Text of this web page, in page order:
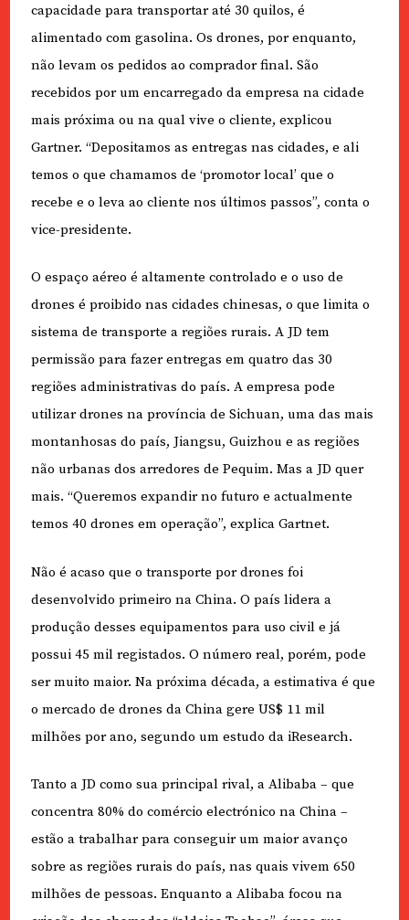
capacidade para transportar até 30 quilos, é
alimentado com gasolina. Os drones, por enquanto,
não levam os pedidos ao comprador final. São
recebidos por um encarregado da empresa na cidade
mais próxima ou na qual vive o cliente, explicou
Gartner. “Depositamos as entregas nas cidades, e ali
temos o que chamamos de ‘promotor local’ que o
recebe e o leva ao cliente nos últimos passos”, conta o
vice-presidente.
O espaço aéreo é altamente controlado e o uso de
drones é proibido nas cidades chinesas, o que limita o
sistema de transporte a regiões rurais. A JD tem
permissão para fazer entregas em quatro das 30
regiões administrativas do país. A empresa pode
utilizar drones na província de Sichuan, uma das mais
montanhosas do país, Jiangsu, Guizhou e as regiões
não urbanas dos arredores de Pequim. Mas a JD quer
mais. “Queremos expandir no futuro e actualmente
temos 40 drones em operação”, explica Gartnet.
Não é acaso que o transporte por drones foi
desenvolvido primeiro na China. O país lidera a
produção desses equipamentos para uso civil e já
possui 45 mil registados. O número real, porém, pode
ser muito maior. Na próxima década, a estimativa é que
o mercado de drones da China gere US$ 11 mil
milhões por ano, segundo um estudo da iResearch.
Tanto a JD como sua principal rival, a Alibaba – que
concentra 80% do comércio electrónico na China –
estão a trabalhar para conseguir um maior avanço
sobre as regiões rurais do país, nas quais vivem 650
milhões de pessoas. Enquanto a Alibaba focou na